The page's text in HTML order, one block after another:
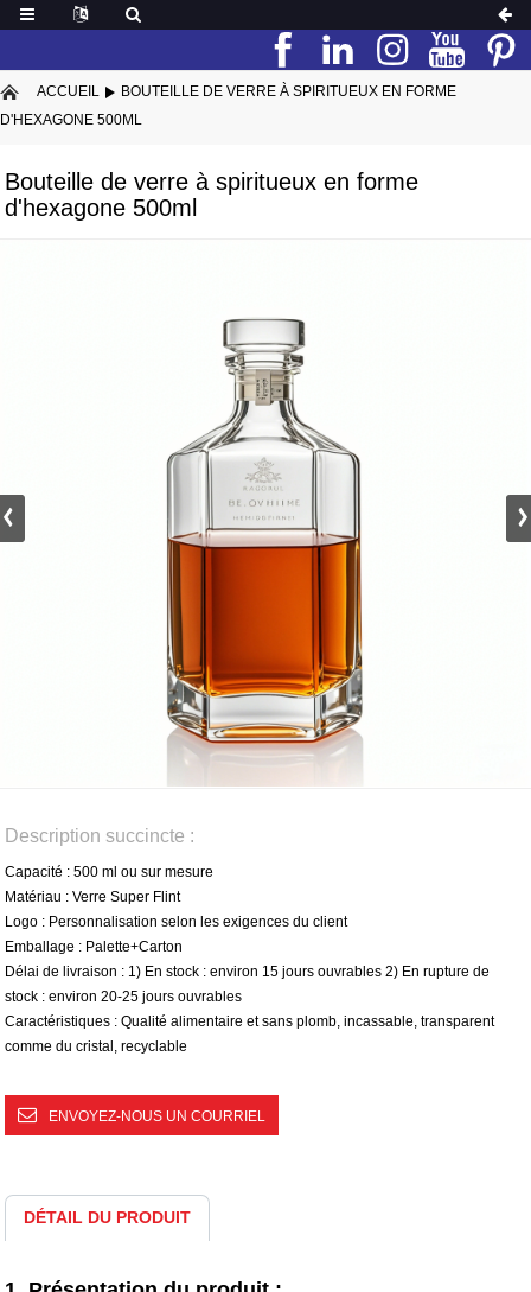
ACCUEIL
BOUTEILLE DE VERRE À SPIRITUEUX EN FORME
D'HEXAGONE 500ML
Bouteille de verre à spiritueux en forme
d'hexagone 500ml
Description succincte :
Capacité : 500 ml ou sur mesure
Matériau : Verre Super Flint
Logo : Personnalisation selon les exigences du client
Emballage : Palette+Carton
Délai de livraison : 1) En stock : environ 15 jours ouvrables 2) En rupture de
stock : environ 20-25 jours ouvrables
Caractéristiques : Qualité alimentaire et sans plomb, incassable, transparent
comme du cristal, recyclable
ENVOYEZ-NOUS UN COURRIEL
DÉTAIL DU PRODUIT